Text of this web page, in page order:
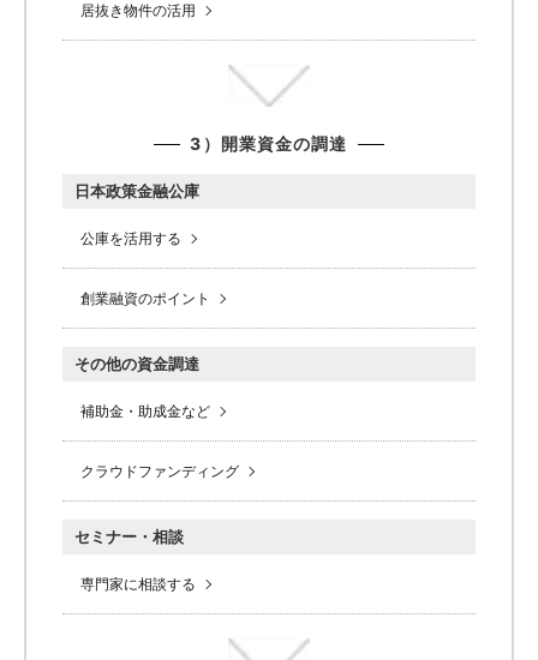
居抜き物件の活用
3）開業資金の調達
日本政策金融公庫
公庫を活用する
創業融資のポイント
その他の資金調達
補助金・助成金など
クラウドファンディング
セミナー・相談
専門家に相談する